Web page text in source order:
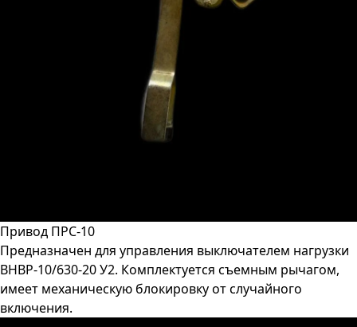
Привод ПРС-10
Предназначен для управления выключателем нагрузки
ВНВР-10/630-20 У2. Комплектуется съемным рычагом,
имеет механическую блокировку от случайного
включения.